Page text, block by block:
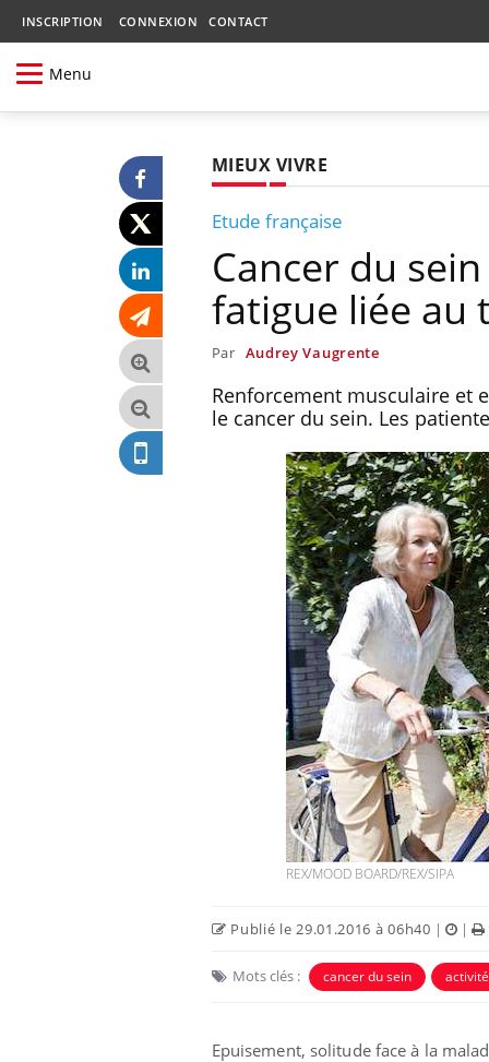
INSCRIPTION CONNEXION CONTACT
Menu
MIEUX VIVRE
Etude française
Cancer du
fatigue liée au
Par Audrey Vaugrente
Renforcement musculaire et
le cancer du sein. Les
REX/MOOD BOARD/REX/SIPA
Publié le 29.01.2016 à 06h40 | |
Mots clés : cancer du sein
Epuisement, solitude face à la